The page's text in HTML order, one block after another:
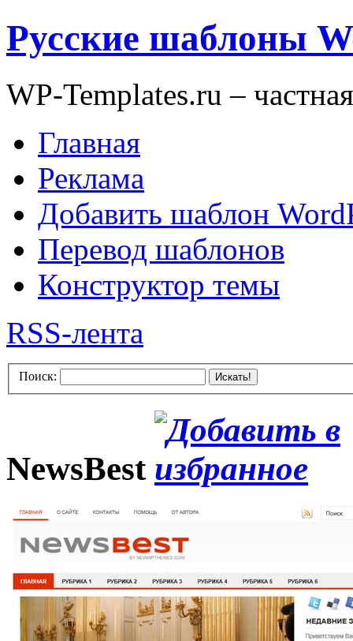
Русские шаблоны
WP-Templates.ru –
Главная
Реклама
Добавить шаблон
Перевод шаблонов
Конструктор темы
RSS-лента
Поиск: Искать!
NewsBest